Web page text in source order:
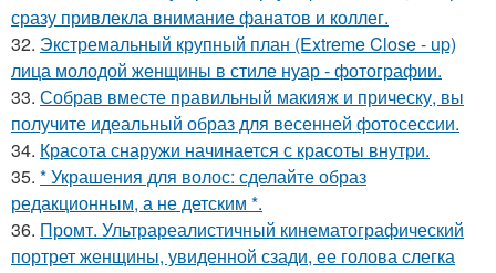
сразу привлекла внимание фанатов и коллег.
32. Экстремальный крупный план (Extreme Close - up)
лица молодой женщины в стиле нуар - фотографии.
33. Собрав вместе правильный макияж и прическу, вы
получите идеальный образ для весенней фотосессии.
34. Красота снаружи начинается с красоты внутри.
35. * Украшения для волос: сделайте образ
редакционным, а не детским *.
36. Промт. Ультрареалистичный кинематографический
портрет женщины, увиденной сзади, ее голова слегка